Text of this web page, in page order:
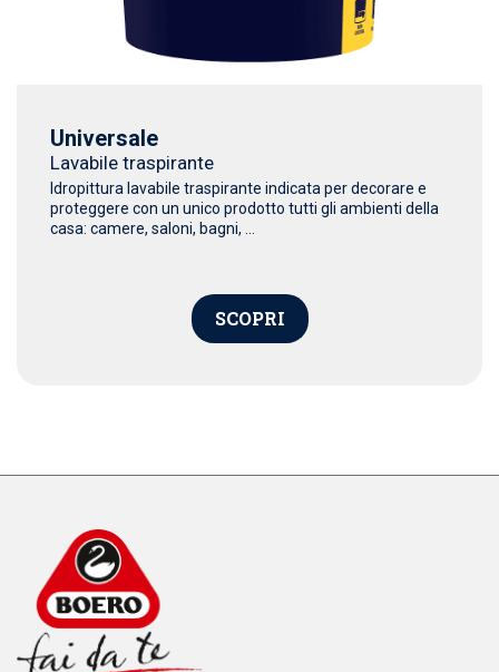
Universale
Lavabile traspirante
Idropittura lavabile traspirante indicata per decorare e
proteggere con un unico prodotto tutti gli ambienti della
casa: camere, saloni, bagni, ...
SCOPRI